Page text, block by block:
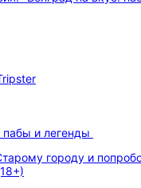
пабы и легенды
городу и